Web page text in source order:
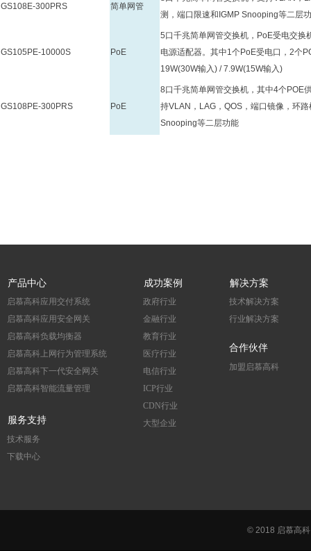
ꄴ 上一个： 网件 NETGEAR JGS524E 24口千兆简单网管交换机，支持VLAN，
QOS，端口镜像，环路检测，端口限速和IGMP Snooping等二层功能
GS108E-300PRS 简单网管
测，端口限速和IGMP Snooping等二层
GS105PE-10000S PoE
5口千兆简单网管交换机，PoE受电交换
电源适配器。其中1个PoE受电口，2个
19W(30W输入) / 7.9W(15W输入)
GS108PE-300PRS PoE
8口千兆简单网管交换机，其中4个POE
持VLAN，LAG，QOS，端口镜像，环
Snooping等二层功能
产品中心
启慕高科应用交付系统
启慕高科应用安全网关
启慕高科负载均衡器
启慕高科上网行为管理系统
启慕高科下一代安全网关
启慕高科智能流量管理
服务支持
技术服务
下载中心
成功案例
政府行业
金融行业
教育行业
医疗行业
电信行业
ICP行业
CDN行业
大型企业
解决方案
技术解决方案
行业解决方案
合作伙伴
加盟启慕高科
© 2018 启慕高